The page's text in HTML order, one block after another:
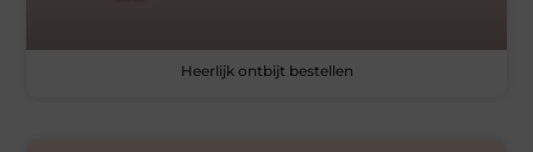
Heerlijk ontbijt bestellen